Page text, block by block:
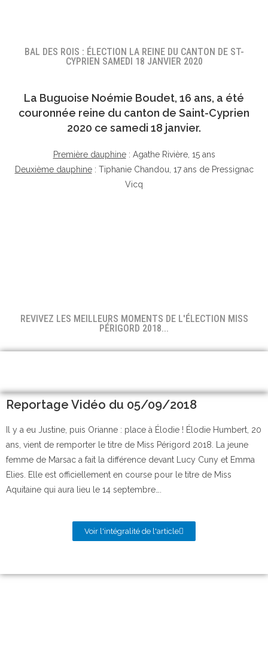
BAL DES ROIS : ÉLECTION LA REINE DU CANTON DE ST-
CYPRIEN SAMEDI 18 JANVIER 2020
La Buguoise Noémie Boudet, 16 ans, a été
couronnée reine du canton de Saint-Cyprien
2020 ce samedi 18 janvier.
Première dauphine: Agathe Rivière, 15 ans
Deuxième dauphine: Tiphanie Chandou, 17 ans de Pressignac
Vicq
REVIVEZ LES MEILLEURS MOMENTS DE L'ÉLECTION MISS
PÉRIGORD 2018...
Reportage Vidéo du 05/09/2018
Il y a eu Justine, puis Orianne : place à Élodie ! Élodie Humbert, 20
ans, vient de remporter le titre de Miss Périgord 2018. La jeune
femme de Marsac a fait la différence devant Lucy Cuny et Emma
Elies. Elle est officiellement en course pour le titre de Miss
Aquitaine qui aura lieu le 14 septembre….
Voir l'intégralité de l'article